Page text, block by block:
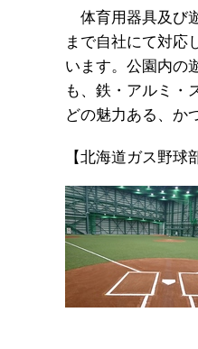
体育用器具及び
まで自社にて対応
います。公園内の
も、鉄・アルミ・
どの魅力ある、か
【北海道ガス野球